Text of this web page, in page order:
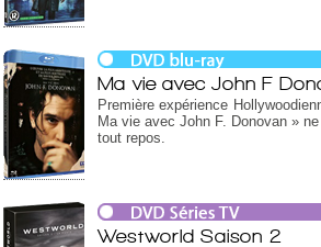
Ma vie avec John F
Première expérience
Ma vie avec John F. Donovan »
tout repos.
Westworld Saison 2